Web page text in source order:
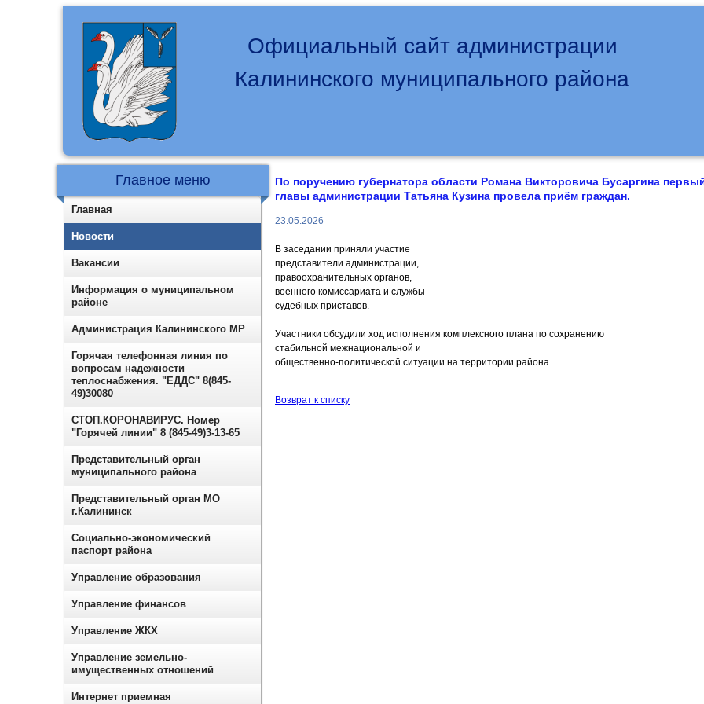
Официальный сайт администрации
Калининского муниципального района
По поручению губернатора области Романа Викторовича Бусаргина
главы администрации Татьяна Кузина провела приём граждан.
23.05.2026
В заседании приняли участие
представители администрации,
правоохранительных органов,
военного комиссариата и службы
судебных приставов.
Участники обсудили ход исполнения комплексного плана по сохранению
стабильной межнациональной и
общественно‑политической ситуации на территории района.
Возврат к списку
Главное меню
Главная
Новости
Вакансии
Информация о муниципальном
районе
Администрация Калининского МР
Горячая телефонная линия по
вопросам надежности
теплоснабжения. "ЕДДС" 8(845-
49)30080
СТОП.КОРОНАВИРУС. Номер
"Горячей линии" 8 (845-49)3-13-65
Представительный орган
муниципального района
Представительный орган МО
г.Калининск
Социально-экономический
паспорт района
Управление образования
Управление финансов
Управление ЖКХ
Управление земельно-
имущественных отношений
Интернет приемная